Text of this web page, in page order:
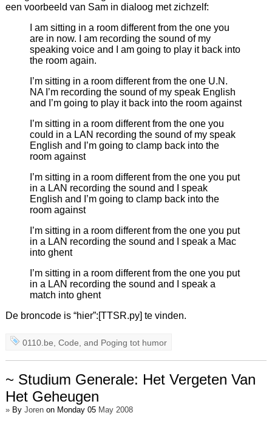
een voorbeeld van Sam in dialoog met zichzelf:
I am sitting in a room different from the one you
are in now. I am recording the sound of my
speaking voice and I am going to play it back into
the room again.
I’m sitting in a room different from the one U.N.
NA I’m recording the sound of my speak English
and I’m going to play it back into the room against
I’m sitting in a room different from the one you
could in a LAN recording the sound of my speak
English and I’m going to clamp back into the
room against
I’m sitting in a room different from the one you put
in a LAN recording the sound and I speak
English and I’m going to clamp back into the
room against
I’m sitting in a room different from the one you put
in a LAN recording the sound and I speak a Mac
into ghent
I’m sitting in a room different from the one you put
in a LAN recording the sound and I speak a
match into ghent
De broncode is “hier”:[TTSR.py] te vinden.
0110.be,Code, and Poging tot humor
~ Studium Generale: Het Vergeten Van
Het Geheugen
»By Jorenon Monday 05 May 2008